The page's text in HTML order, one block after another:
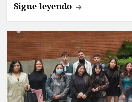
Sigue leyendo